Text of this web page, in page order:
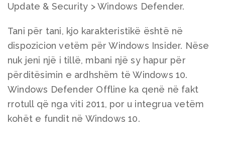
Update & Security > Windows Defender.
Tani për tani, kjo karakteristikë është në
dispozicion vetëm për Windows Insider. Nëse
nuk jeni një i tillë, mbani një sy hapur për
përditësimin e ardhshëm të Windows 10.
Windows Defender Offline ka qenë në fakt
rrotull që nga viti 2011, por u integrua vetëm
kohët e fundit në Windows 10.